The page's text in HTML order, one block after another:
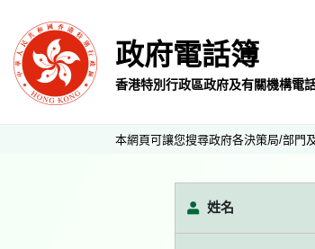
政府電話簿
香港特別行政區政府及有關機構電
本網頁可讓您搜尋政府各決策局/部門
姓名